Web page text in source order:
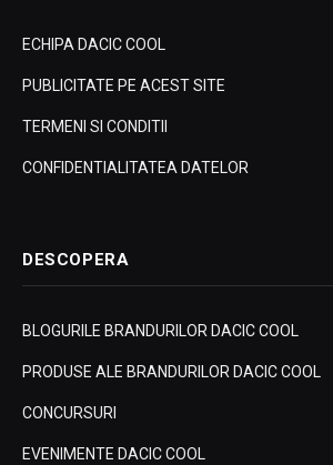
ECHIPA DACIC COOL
PUBLICITATE PE ACEST SITE
TERMENI SI CONDITII
CONFIDENTIALITATEA DATELOR
DESCOPERA
BLOGURILE BRANDURILOR DACIC COOL
PRODUSE ALE BRANDURILOR DACIC COOL
CONCURSURI
EVENIMENTE DACIC COOL